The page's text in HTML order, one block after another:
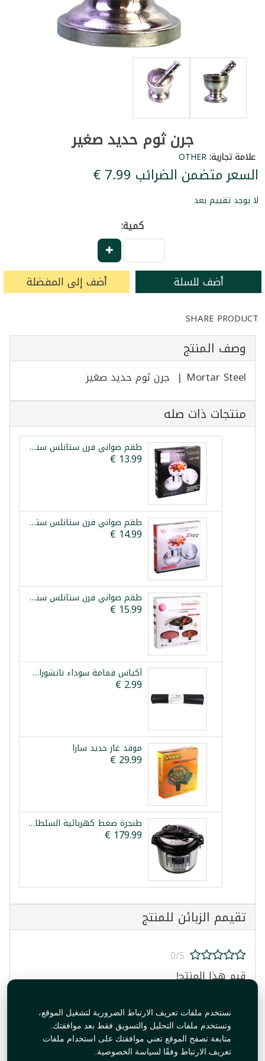
نستخدم ملفات تعريف الارتباط الضرورية لتشغيل الموقع،
ونستخدم ملفات التحليل والتسويق فقط بعد موافقتك.
متابعة تصفح الموقع تعني موافقتك على استخدام ملفات
تعريف الارتباط وفقًا لسياسة الخصوصية.
جرن ثوم حديد صغير
علامة تجارية:OTHER
السعر متضمن الضرائب ‏7.99 €
لا يوجد تقييم بعد
كمية:
أضف للسلة أضف إلى المفضلة
SHARE PRODUCT
وصف المنتج
Mortar Steel | جرن ثوم حديد صغير
منتجات ذات صله
طقم صواني فرن ستانلس ستيل 3 قطع ليبكس 28/32/36سم
طقم صواني فرن ستانلس ستيل 3 قطع 28/32/36سم
طقم صواني فرن ستانلس ستيل 3 قطع كوش ماستر بلاتينيوم
أكياس قمامة سوداء ناتشوراسترك 60*80 سم 20 قطعة
موقد غاز حديد سارا
طنجرة ضغط كهربائية السلطان 12 لتر
تقيمم الزبائن للمنتج
0/5
قيم هذا المنتج!